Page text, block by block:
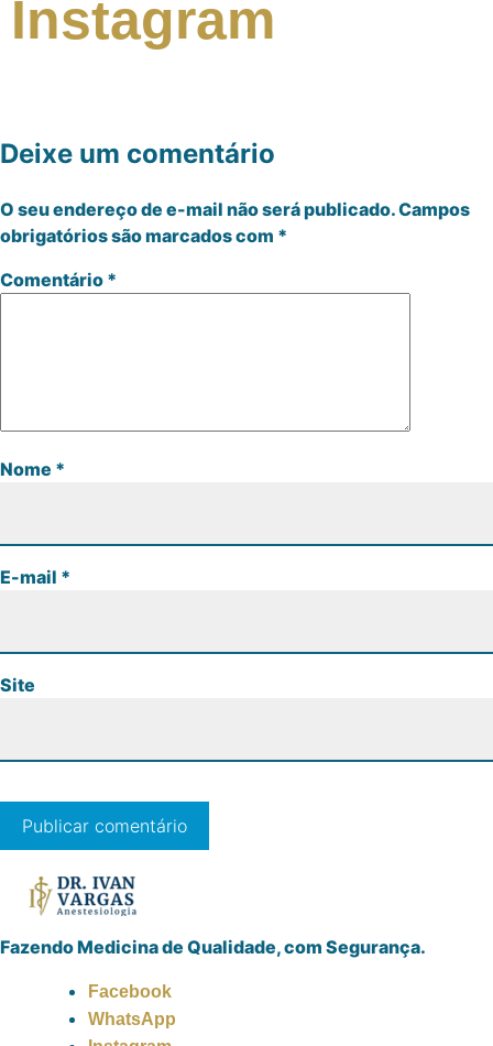
Instagram
Deixe um comentário
O seu endereço de e-mail não será publicado.Campos
obrigatórios são marcados com *
Comentário *
Nome *
E-mail *
Site
Fazendo Medicina de Qualidade, com Segurança.
Facebook
WhatsApp